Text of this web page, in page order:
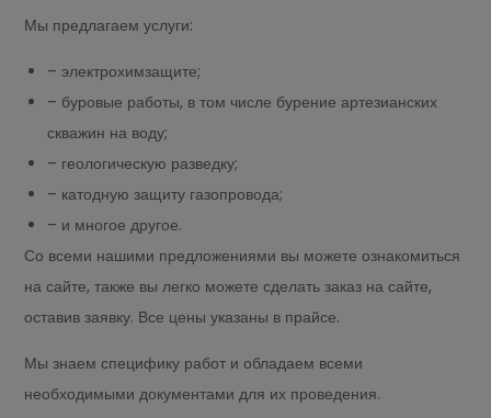
Мы предлагаем услуги:
– электрохимзащите;
– буровые работы, в том числе бурение артезианских
скважин на воду;
– геологическую разведку;
– катодную защиту газопровода;
– и многое другое.
Со всеми нашими предложениями вы можете ознакомиться
на сайте, также вы легко можете сделать заказ на сайте,
оставив заявку. Все цены указаны в прайсе.
Мы знаем специфику работ и обладаем всеми
необходимыми документами для их проведения.